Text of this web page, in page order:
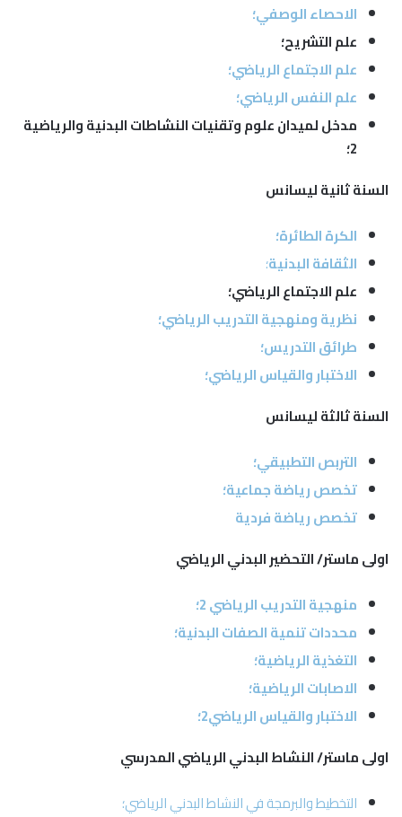
الاحصاء الوصفي؛
علم التشريح؛
علم الاجتماع الرياضي؛
علم النفس الرياضي؛
مدخل لميدان علوم وتقنيات النشاطات البدنية والرياضية
2؛
السنة ثانية ليسانس
الكرة الطائرة؛
الثقافة البدنية؛
علم الاجتماع الرياضي؛
نظرية ومنهجية التدريب الرياضي؛
طرائق التدريس؛
الاختبار والقياس الرياضي؛
السنة ثالثة ليسانس
التربص التطبيقي؛
تخصص رياضة جماعية؛
تخصص رياضة فردية
اولى ماستر/ التحضير البدني الرياضي
منهجية التدريب الرياضي 2؛
محددات تنمية الصفات البدنية؛
التغذية الرياضية؛
الاصابات الرياضية؛
الاختبار والقياس الرياضي2؛
اولى ماستر/ النشاط البدني الرياضي المدرسي
التخطيط والبرمجة في النشاط البدني الرياضي؛